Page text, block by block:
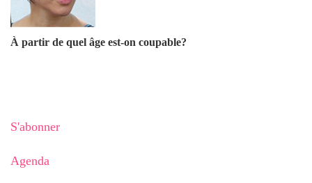
À partir de quel âge est-on coupable?
S'abonner
Agenda